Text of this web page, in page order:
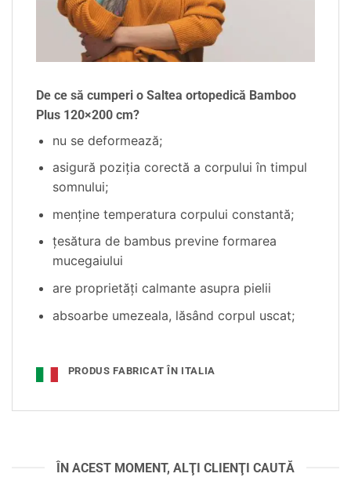
De ce să cumperi o Saltea ortopedică Bamboo
Plus 120×200 cm?
nu se deformează;
asigură poziția corectă a corpului în timpul
somnului;
menține temperatura corpului constantă;
țesătura de bambus previne formarea
mucegaiului
are proprietăți calmante asupra pielii
absoarbe umezeala, lăsând corpul uscat;
PRODUS FABRICAT ÎN ITALIA
ÎN ACEST MOMENT, ALŢI CLIENŢI CAUTĂ